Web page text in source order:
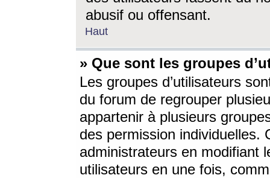
abusif ou offensant.
Haut
» Que sont les groupes
Les groupes d’utilisateurs
du forum de regrouper
appartenir à plusieurs
des permission individuelles.
administrateurs en modifiant
utilisateurs en une fois,